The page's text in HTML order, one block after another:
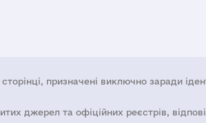
призначені виключно заради
джерел та офіційних реєстрів,